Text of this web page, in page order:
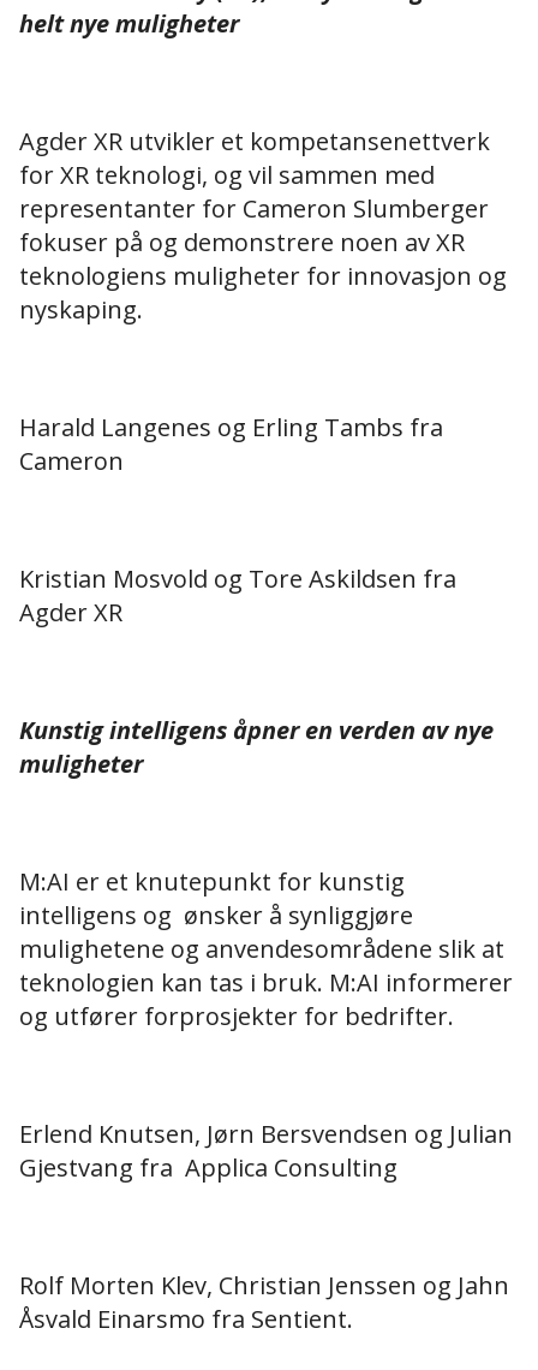
helt nye muligheter
Agder XR utvikler et kompetansenettverk
for XR teknologi, og vil sammen med
representanter for Cameron Slumberger
fokuser på og demonstrere noen av XR
teknologiens muligheter for innovasjon og
nyskaping.
Harald Langenes og Erling Tambs fra
Cameron
Kristian Mosvold og Tore Askildsen fra
Agder XR
Kunstig intelligens åpner en verden av nye
muligheter
M:AI er et knutepunkt for kunstig
intelligens og ønsker å synliggjøre
mulighetene og anvendesområdene slik at
teknologien kan tas i bruk. M:AI informerer
og utfører forprosjekter for bedrifter.
Erlend Knutsen, Jørn Bersvendsen og Julian
Gjestvang fra Applica Consulting
Rolf Morten Klev, Christian Jenssen og Jahn
Åsvald Einarsmo fra Sentient.